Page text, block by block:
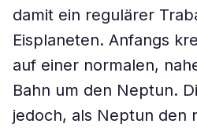
damit ein regulärer
Eisplaneten. Anfangs
auf einer normalen,
Bahn um den Neptun.
jedoch, als Neptun den